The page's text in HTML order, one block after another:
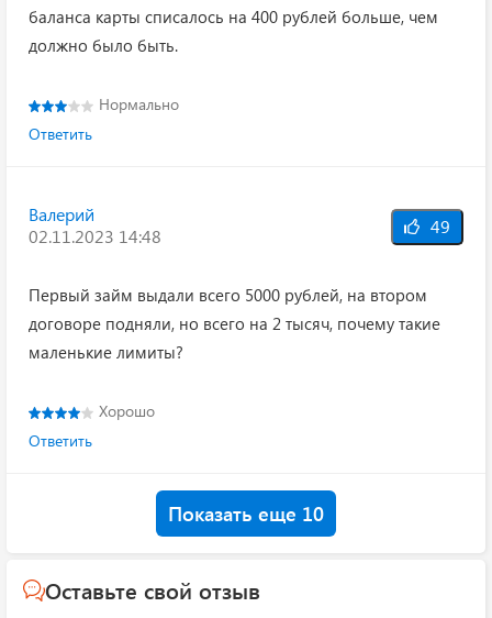
баланса карты списалось на 400 рублей больше, чем
должно было быть.
Нормально
Ответить
Валерий
02.11.2023 14:48
49
Первый займ выдали всего 5000 рублей, на втором
договоре подняли, но всего на 2 тысяч, почему такие
маленькие лимиты?
Хорошо
Ответить
Показать еще 10
Оставьте свой отзыв